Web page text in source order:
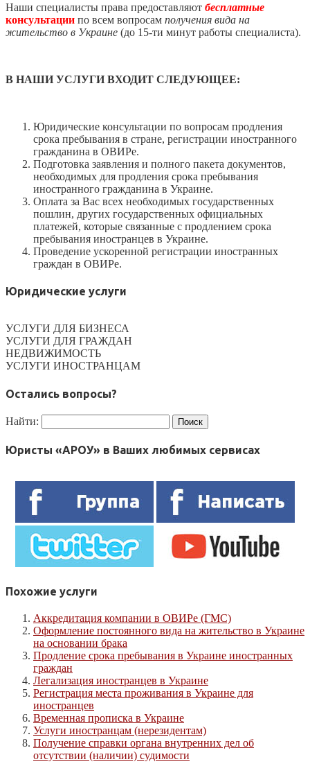
Наши специалисты права предоставляют бесплатные
консультации по всем вопросам получения вида на
жительство в Украине (до 15-ти минут работы специалиста).
В НАШИ УСЛУГИ ВХОДИТ СЛЕДУЮЩЕЕ:
Юридические консультации по вопросам продления
срока пребывания в стране, регистрации иностранного
гражданина в ОВИРе.
Подготовка заявления и полного пакета документов,
необходимых для продления срока пребывания
иностранного гражданина в Украине.
Оплата за Вас всех необходимых государственных
пошлин, других государственных официальных
платежей, которые связанные с продлением срока
пребывания иностранцев в Украине.
Проведение ускоренной регистрации иностранных
граждан в ОВИРе.
Юридические услуги
УСЛУГИ ДЛЯ БИЗНЕСА
УСЛУГИ ДЛЯ ГРАЖДАН
НЕДВИЖИМОСТЬ
УСЛУГИ ИНОСТРАНЦАМ
Остались вопросы?
Найти:
Юристы «АРОУ» в Ваших любимых сервисах
Похожие услуги
Аккредитация компании в ОВИРе (ГМС)
Оформление постоянного вида на жительство в Украине
на основании брака
Продление срока пребывания в Украине иностранных
граждан
Легализация иностранцев в Украине
Регистрация места проживания в Украине для
иностранцев
Временная прописка в Украине
Услуги иностранцам (нерезидентам)
Получение справки органа внутренних дел об
отсутствии (наличии) судимости